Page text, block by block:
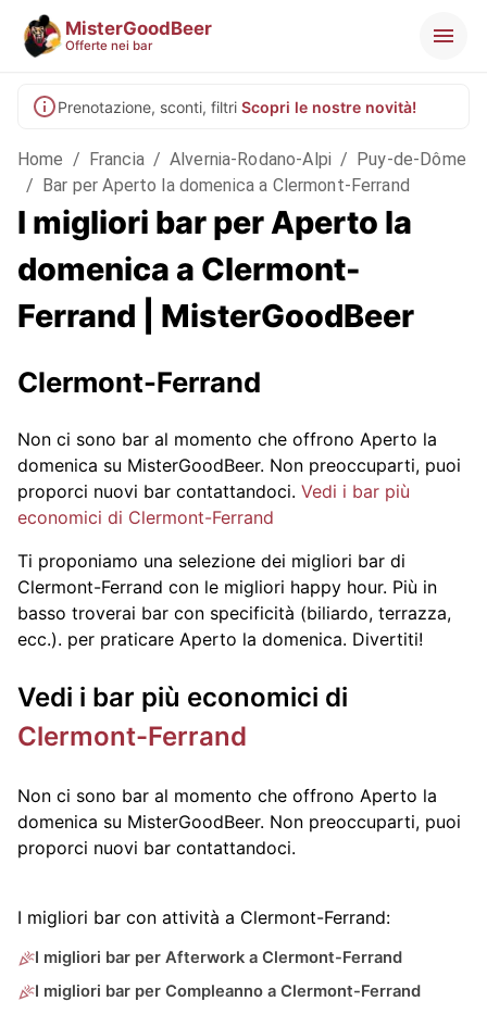
MisterGoodBeer
Offerte nei bar
Prenotazione, sconti, filtri Scopri le nostre novità!
Home / Francia / Alvernia-Rodano-Alpi / Puy-de-Dôme
/ Bar per Aperto la domenica a Clermont-Ferrand
I migliori bar per Aperto la
domenica a Clermont-
Ferrand | MisterGoodBeer
Clermont-Ferrand
Non ci sono bar al momento che offrono Aperto la
domenica su MisterGoodBeer. Non preoccuparti, puoi
proporci nuovi bar contattandoci. Vedi i bar più
economici di Clermont-Ferrand
Ti proponiamo una selezione dei migliori bar di
Clermont-Ferrand con le migliori happy hour. Più in
basso troverai bar con specificità (biliardo, terrazza,
ecc.). per praticare Aperto la domenica. Divertiti!
Vedi i bar più economici di
Clermont-Ferrand
Non ci sono bar al momento che offrono Aperto la
domenica su MisterGoodBeer. Non preoccuparti, puoi
proporci nuovi bar contattandoci.
I migliori bar con attività a Clermont-Ferrand:
I migliori bar per Afterwork a Clermont-Ferrand
I migliori bar per Compleanno a Clermont-Ferrand